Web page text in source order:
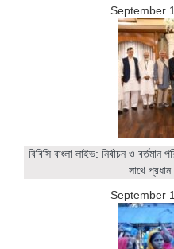
September
বিবিসি বাংলা লাইভ: নির্বাচন ও বর্তমান
সাথে প্রধান
September